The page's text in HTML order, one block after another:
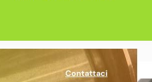
Contattaci